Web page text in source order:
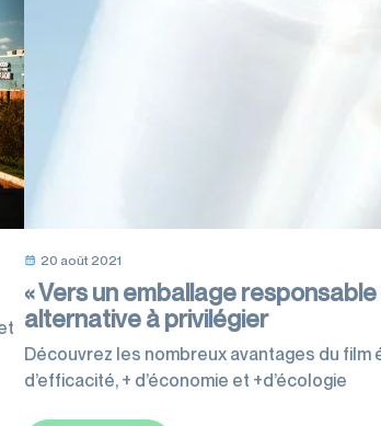
20 août 2021
« Vers un emballage
alternative à privilégier
Découvrez les nombreux avantages du film
d’efficacité, + d’économie et +d’écologie